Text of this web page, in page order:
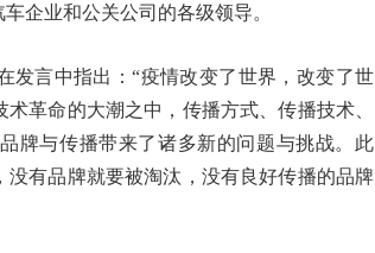
企业和公关公司的各级领导。
言中指出：“疫情改变了世界，改变了世
革命的大潮之中，传播方式、传播技术、
牌与传播带来了诸多新的问题与挑战。此
有品牌就要被淘汰，没有良好传播的品牌